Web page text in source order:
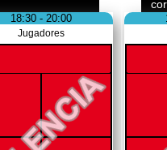
18:30 - 20:00
Jugadores